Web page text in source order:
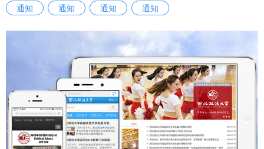
【人民周刊网】【今日头条】【起点新闻】【三秦都市报】西
https://m.chinanews.com/wap/detail/chs/zw/10490348.sh
tml http://mwap.iygw.cn/2025/0927/323315.html
https://www.peopleweekly.cn/html/2025/jizhezaixian_092
8/257312.html
https://m.toutiao.com/article/7554693155212296719/sha
re_uid=MS4wLjABAAAAyFHUFvmEuW4JD0N4nfHQef-
《条例》坚持党的全面领导推动哲学社会科学工作的根本要
制，有利于相关部门在推动哲学社会科学工作高质量发展中凝
聚共识、汇聚智慧、积聚合力。 二是进一步明确我省哲学社
会科学发展的基本方位，推动工作实施增效提质。《条例》坚
持立足陕西实际形成陕西标识的重要要求，通过明确优化学
科、激励创新、人才发展和聚焦特色等规定，进一步厘明我省
哲学社会科学学科体系、学术体系、话语体系的布局重点和方
位导向，利于党校、社会科学院、高等学校等哲学社会科学机
通知
通知 通知 通知